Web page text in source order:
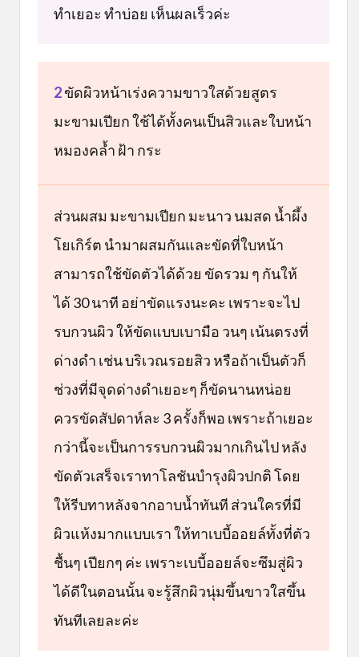
ทำเยอะ ทำบ่อย เห็นผลเร็วค่ะ
2ขัดผิวหน้าเร่งความขาวใสด้วยสูตร
มะขามเปียก ใช้ได้ทั้งคนเป็นสิวและใบหน้า
หมองคล้ำ ฝ้า กระ
ส่วนผสม มะขามเปียก มะนาว นมสด น้ำผึ้ง
โยเกิร์ต นำมาผสมกันและขัดที่ใบหน้า
สามารถใช้ขัดตัวได้ด้วย ขัดรวม ๆ กันให้
ได้ 30 นาที อย่าขัดแรงนะคะ เพราะจะไป
รบกวนผิว ให้ขัดแบบเบามือ วนๆ เน้นตรงที่
ด่างดำ เช่น บริเวณรอยสิว หรือถ้าเป็นตัวก็
ช่วงที่มีจุดด่างดำเยอะๆ ก็ขัดนานหน่อย
ควรขัดสัปดาห์ละ 3 ครั้งก็พอ เพราะถ้าเยอะ
กว่านี้จะเป็นการรบกวนผิวมากเกินไป หลัง
ขัดตัวเสร็จเราทาโลชันบำรุงผิวปกติ โดย
ให้รีบทาหลังจากอาบน้ำทันที ส่วนใครที่มี
ผิวแห้งมากแบบเรา ให้ทาเบบี้ออยล์ทั้งที่ตัว
ชื้นๆ เปียกๆ ค่ะ เพราะเบบี้ออยล์จะซึมสู่ผิว
ได้ดีในตอนนั้น จะรู้สึกผิวนุ่มขึ้นขาวใสขึ้น
ทันทีเลยละค่ะ